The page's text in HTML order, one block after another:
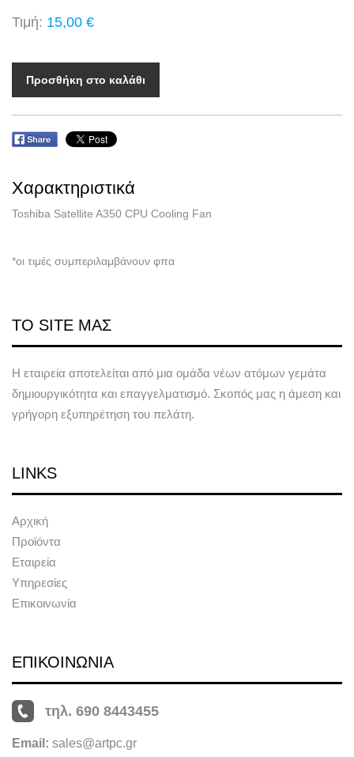
Τιμή: 15,00 €
Προσθήκη στο καλάθι
Χαρακτηριστικά
Toshiba Satellite A350 CPU Cooling Fan
*οι τιμές συμπεριλαμβάνουν φπα
ΤΟ SITE ΜΑΣ
Η εταιρεία αποτελείται από μια ομάδα νέων ατόμων γεμάτα
δημιουργικότητα και επαγγελματισμό. Σκοπός μας η άμεση και
γρήγορη εξυπηρέτηση του πελάτη.
LINKS
Αρχική
Προϊόντα
Εταιρεία
Υπηρεσίες
Επικοινωνία
ΕΠΙΚΟΙΝΩΝΙΑ
τηλ. 690 8443455
Email: sales@artpc.gr